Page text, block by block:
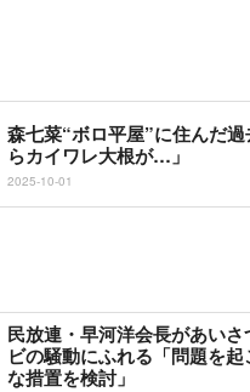
森七菜“ボロ平屋”に住んだ
らカイワレ大根が…」
2025-10-01
民放連・早河洋会長があい
ビの騒動にふれる「問題を起
な措置を検討」